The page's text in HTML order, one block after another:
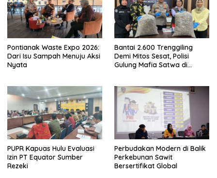
Pontianak Waste Expo 2026:
Dari Isu Sampah Menuju Aksi
Nyata
Bantai 2.600 Trenggiling
Demi Mitos Sesat, Polisi
Gulung Mafia Satwa di
PUPR Kapuas Hulu Evaluasi
Izin PT Equator Sumber
Rezeki
Perbudakan Modern di Balik
Perkebunan Sawit
Bersertifikat Global